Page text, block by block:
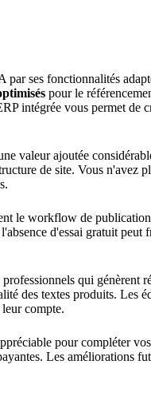
par ses fonctionnalités
pour le
intégrée vous permet de
valeur ajoutée
de site. Vous n'avez
le workflow de
d'essai gratuit peut
qui génèrent
des textes produits. Les
compte.
pour compléter
Les améliorations